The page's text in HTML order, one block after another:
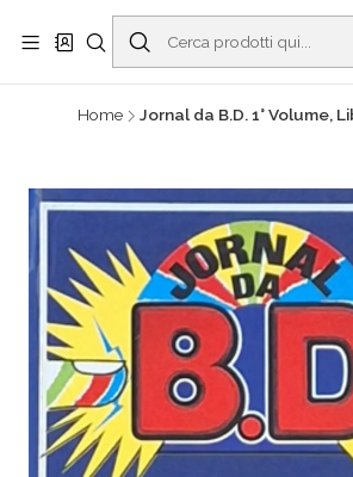
Buscantiguidades - Leilões. Colecionismo e
Castelo -
Read more
Home Jornal da B.D. 1° Volume,